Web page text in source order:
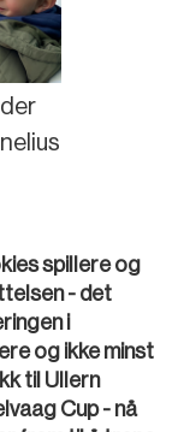
spillere og
- det
i
og ikke minst
til Ullern
Cup - nå